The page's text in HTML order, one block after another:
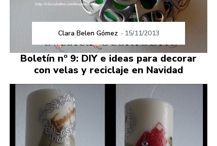
Clara Belen Gómez - 15/11/2013
Boletín nº 9: DIY e ideas para decorar
con velas y reciclaje en Navidad